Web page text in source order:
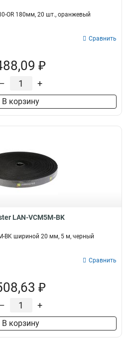
OR 180мм, 20 шт., оранжевый
Сравнить
₽
– +
В корзину
LAN-VCM5M-BK
BK шириной 20 мм, 5 м, черный
Сравнить
₽
– +
В корзину